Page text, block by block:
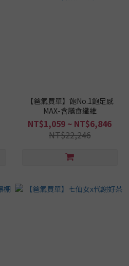
【爸氣買單】飽No.1飽足感
MAX-含膳食纖維
NT$1,059 ~ NT$6,846
NT$22,246